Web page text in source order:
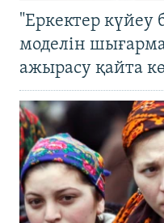
"Еркектер күйеу
моделін
ажырасу қайта